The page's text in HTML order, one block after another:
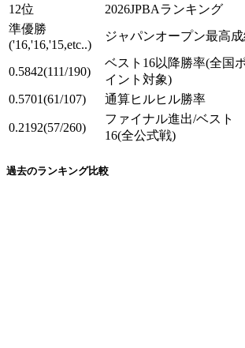
12位
2026JPBAランキング
準優勝
('16,'16,'15,etc..)
ジャパンオープン最高
0.5842(111/190)
ベスト16以降勝率(全国
イント対象)
0.5701(61/107) 通算ヒルヒル勝率
0.2192(57/260)
ファイナル進出/ベスト
16(全公式戦)
過去のランキング比較